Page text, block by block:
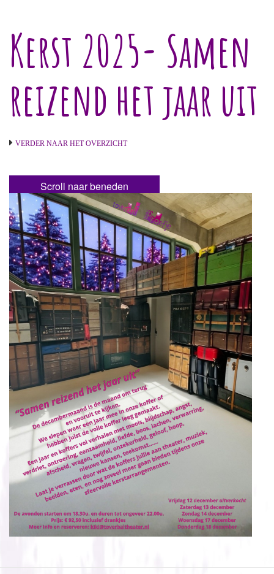
Kerst 2025- Samen
reizend het jaar uit
VERDER NAAR HET OVERZICHT
Scroll naar beneden